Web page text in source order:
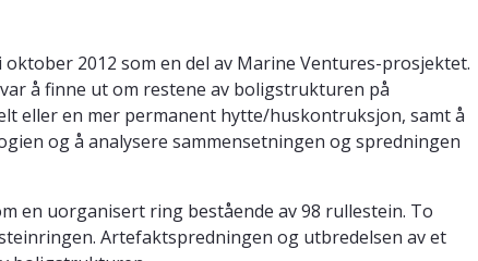
2012 som en del av Marine Ventures-prosjektet.
å finne ut om restene av boligstrukturen på
eller en mer permanent hytte/huskontruksjon, samt å
og å analysere sammensetningen og spredningen
en uorganisert ring bestående av 98 rullestein. To
Artefaktspredningen og utbredelsen av et